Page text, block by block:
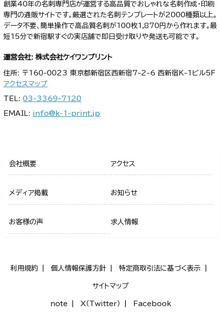
創業40年の名刺専門店が運営する高品質でおしゃれな名刺作成・印刷
専門の通販サイトです。厳選された名刺テンプレートが2000種類以上。
データ不要、簡単操作で高品質名刺が100枚1,870円から作れます。最
短15分で新宿駅すぐの実店舗で即日受け取りや発送も可能です。
運営会社: 株式会社ケイワンプリント
住所: 〒160-0023 東京都新宿区西新宿7-2-6 西新宿K-1ビル5F
アクセスマップ
TEL:03-3369-7120
EMAIL: info@k-1-print.jp
会社概要 アクセス
メディア掲載 お知らせ
お客様の声 求人情報
利用規約 個人情報保護方針 特定商取引法に基づく表示
サイトマップ
note X（Twitter） Facebook